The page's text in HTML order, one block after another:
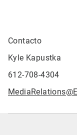
Contacto
Kyle Kapustka
612-708-4304